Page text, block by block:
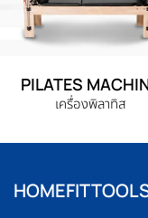
PILATES
เครื่องพิลาทิส